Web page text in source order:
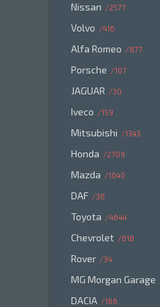
Nissan 2577
Volvo 416
Alfa Romeo 877
Porsche 107
JAGUAR 30
Iveco 159
Mitsubishi 1343
Honda 2709
Mazda 1040
DAF 36
Toyota 4644
Chevrolet 618
Rover 34
MG Morgan Garage
DACIA 166